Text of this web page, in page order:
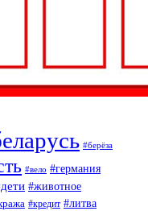
#берёза
#вело #германия
#животное
#кредит #литва